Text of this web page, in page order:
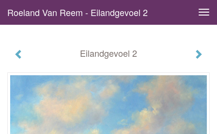
Roeland Van Reem - Eilandgevoel 2
Eilandgevoel 2